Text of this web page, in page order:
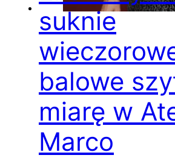
suknie
balowe
miarę w
Marco